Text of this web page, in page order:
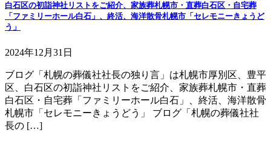
白石区の初詣神社リストをご紹介、家族葬札幌市・直葬白石区・自宅葬
「ファミリーホール白石」、終活、海洋散骨札幌市「セレモニーきょうど
う」
2024年12月31日
ブログ「札幌の葬儀社社長の独り言」は札幌市厚別区、豊平
区、白石区の初詣神社リストをご紹介、家族葬札幌市・直葬
白石区・自宅葬「ファミリーホール白石」、終活、海洋散骨
札幌市「セレモニーきょうどう」 ブログ「札幌の葬儀社社
長の […]